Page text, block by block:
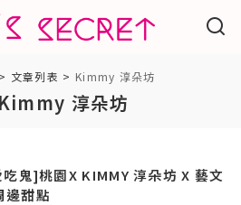
> 文章列表 > Kimmy 淳朵坊
Kimmy 淳朵坊
鬼]桃園X KIMMY 淳朵坊 X 藝文
邊甜點